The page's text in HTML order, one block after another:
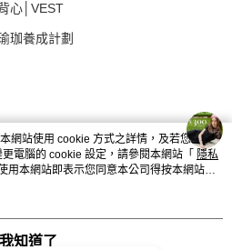
心│VEST
珈養成計劃
網站使用 cookie 方式之詳情，及若您不希
電腦的 cookie 設定，請參閱本網站「 隱私
用本網站即表示您同意本公司得按本網站使
我知道了